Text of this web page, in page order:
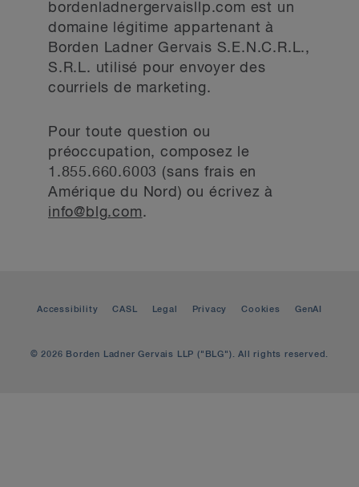
bordenladnergervaisllp.com est un
domaine légitime appartenant à
Borden Ladner Gervais S.E.N.C.R.L.,
S.R.L. utilisé pour envoyer des
courriels de marketing.
Pour toute question ou
préoccupation, composez le
1.855.660.6003 (sans frais en
Amérique du Nord) ou écrivez à
info@blg.com.
Accessibility CASL Legal Privacy Cookies GenAI
© 2026 Borden Ladner Gervais LLP ("BLG"). All rights reserved.